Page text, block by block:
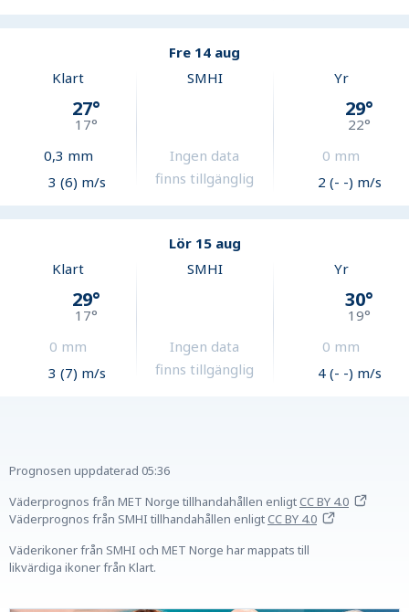
Fre 14 aug
Klart
27°
17°
0,3 mm
3 (6) m/s
SMHI
Ingen data
finns tillgänglig
Yr
29°
22°
0 mm
2 (- -) m/s
Lör 15 aug
Klart
29°
17°
0 mm
3 (7) m/s
SMHI
Ingen data
finns tillgänglig
Yr
30°
19°
0 mm
4 (- -) m/s
Prognosen uppdaterad 05:36
Väderprognos från MET Norge tillhandahållen enligtCC BY 4.0
Väderprognos från SMHI tillhandahållen enligtCC BY 4.0
Väderikoner från SMHI och MET Norge har mappats till
likvärdiga ikoner från Klart.